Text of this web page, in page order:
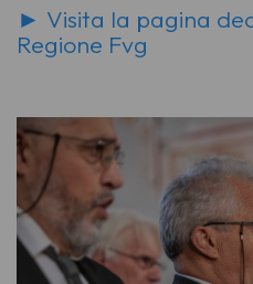
► Visita la pagina
Regione Fvg